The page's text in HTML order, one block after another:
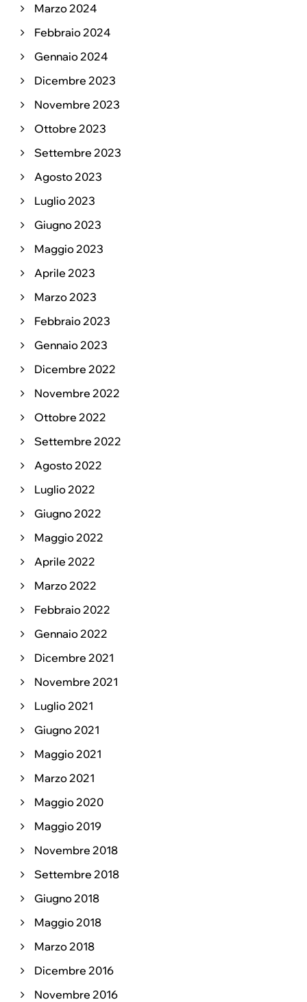
Marzo 2024
Febbraio 2024
Gennaio 2024
Dicembre 2023
Novembre 2023
Ottobre 2023
Settembre 2023
Agosto 2023
Luglio 2023
Giugno 2023
Maggio 2023
Aprile 2023
Marzo 2023
Febbraio 2023
Gennaio 2023
Dicembre 2022
Novembre 2022
Ottobre 2022
Settembre 2022
Agosto 2022
Luglio 2022
Giugno 2022
Maggio 2022
Aprile 2022
Marzo 2022
Febbraio 2022
Gennaio 2022
Dicembre 2021
Novembre 2021
Luglio 2021
Giugno 2021
Maggio 2021
Marzo 2021
Maggio 2020
Maggio 2019
Novembre 2018
Settembre 2018
Giugno 2018
Maggio 2018
Marzo 2018
Dicembre 2016
Novembre 2016